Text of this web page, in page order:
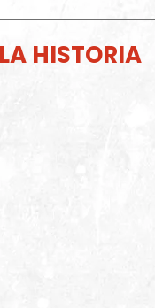
LA HISTORIA